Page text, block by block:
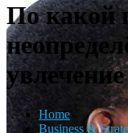
По какой
увлечение
Home
Business &